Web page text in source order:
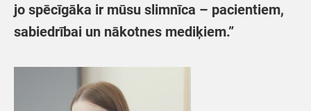
jo spēcīgāka ir mūsu slimnīca – pacientiem,
sabiedrībai un nākotnes mediķiem.”